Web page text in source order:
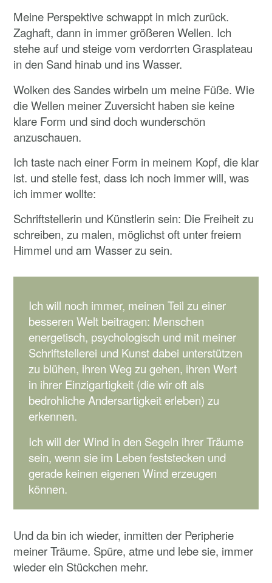
Meine Perspektive schwappt in mich zurück.
Zaghaft, dann in immer größeren Wellen. Ich
stehe auf und steige vom verdorrten Grasplateau
in den Sand hinab und ins Wasser.
Wolken des Sandes wirbeln um meine Füße. Wie
die Wellen meiner Zuversicht haben sie keine
klare Form und sind doch wunderschön
anzuschauen.
Ich taste nach einer Form in meinem Kopf, die klar
ist. und stelle fest, dass ich noch immer will, was
ich immer wollte:
Schriftstellerin und Künstlerin sein: Die Freiheit zu
schreiben, zu malen, möglichst oft unter freiem
Himmel und am Wasser zu sein.
Ich will noch immer, meinen Teil zu einer
besseren Welt beitragen: Menschen
energetisch, psychologisch und mit meiner
Schriftstellerei und Kunst dabei unterstützen
zu blühen, ihren Weg zu gehen, ihren Wert
in ihrer Einzigartigkeit (die wir oft als
bedrohliche Andersartigkeit erleben) zu
erkennen.
Ich will der Wind in den Segeln ihrer Träume
sein, wenn sie im Leben feststecken und
gerade keinen eigenen Wind erzeugen
können.
Und da bin ich wieder, inmitten der Peripherie
meiner Träume. Spüre, atme und lebe sie, immer
wieder ein Stückchen mehr.